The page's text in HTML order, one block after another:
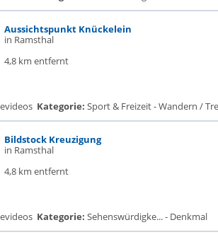
Aussichtspunkt Knückelein
in Ramsthal
4,8 km entfernt
Kategorie: Sport & Freizeit - Wandern /
Bildstock Kreuzigung
in Ramsthal
4,8 km entfernt
Kategorie: Sehenswürdigke... - Denkmal